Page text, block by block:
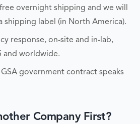
overnight shipping and we will
shipping label (in North America).
response, on-site and in-lab,
and worldwide.
government contract speaks
Company First?